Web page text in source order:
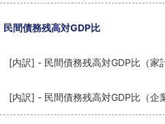
民間債務残高対GDP比
[内訳] - 民間債務残高対GDP比（家
[内訳] - 民間債務残高対GDP比（企